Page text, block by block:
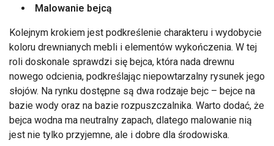
Malowanie bejcą
Kolejnym krokiem jest podkreślenie charakteru i wydobycie
koloru drewnianych mebli i elementów wykończenia. W tej
roli doskonale sprawdzi się bejca, która nada drewnu
nowego odcienia, podkreślając niepowtarzalny rysunek jego
słojów. Na rynku dostępne są dwa rodzaje bejc – bejce na
bazie wody oraz na bazie rozpuszczalnika. Warto dodać, że
bejca wodna ma neutralny zapach, dlatego malowanie nią
jest nie tylko przyjemne, ale i dobre dla środowiska.